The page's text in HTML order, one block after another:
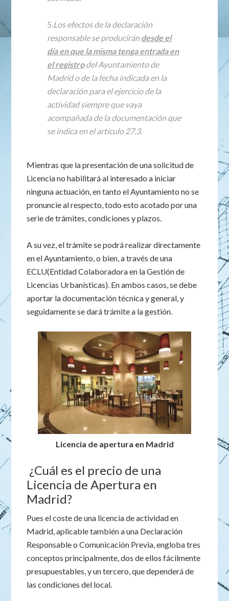
5.Los efectos de la declaración
responsable se producirándesde el
día en que la misma tenga entrada en
el registrodel Ayuntamiento de
Madrid o de la fecha indicada en la
declaración para el ejercicio de la
actividad siempre que vaya
acompañada de la documentación que
se indica en el artículo 27.3.
Mientras que la presentación de una solicitud de
Licencia no habilitará al interesado a iniciar
ninguna actuación, en tanto el Ayuntamiento no se
pronuncie al respecto, todo esto acotado por una
serie de trámites, condiciones y plazos.
A su vez, el trámite se podrá realizar directamente
en el Ayuntamiento, o bien, a través de una
ECLU(Entidad Colaboradora en la Gestión de
Licencias Urbanísticas). En ambos casos, se debe
aportar la documentación técnica y general, y
seguidamente se dará trámite a la gestión.
Licencia de apertura en Madrid
¿Cuál es el precio de una
Licencia de Apertura en
Madrid?
Pues el coste de una licencia de actividad en
Madrid, aplicable también a una Declaración
Responsable o Comunicación Previa, engloba tres
conceptos principalmente, dos de ellos fácilmente
presupuestables, y un tercero, que dependerá de
las condiciones del local.